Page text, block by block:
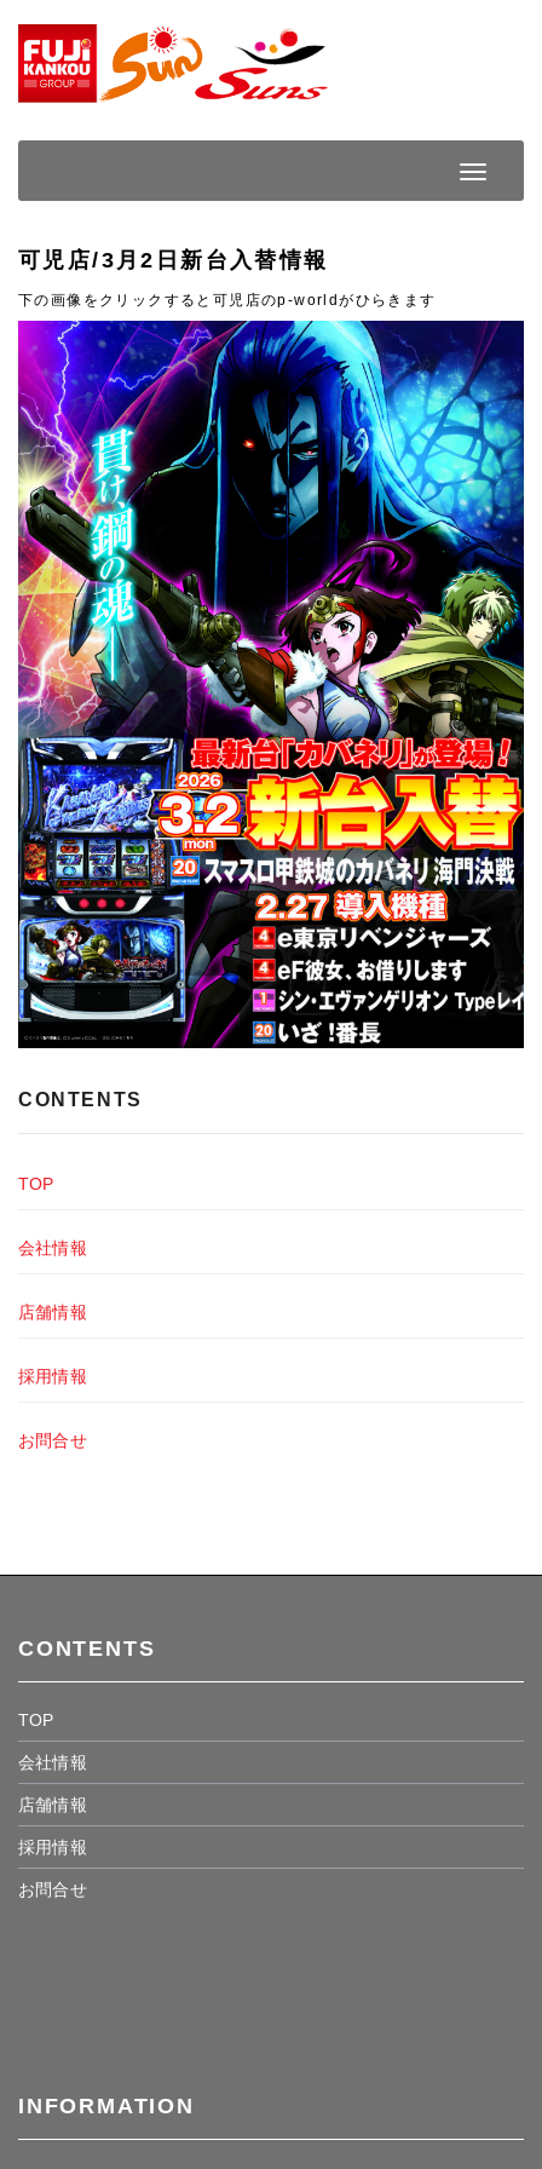
content
Toggle
可児店/3月2日新台入替情報
下の画像をクリックすると可児店のp-worldがひらきます
CONTENTS
TOP
会社情報
店舗情報
採用情報
お問合せ
CONTENTS
TOP
会社情報
店舗情報
採用情報
お問合せ
INFORMATION